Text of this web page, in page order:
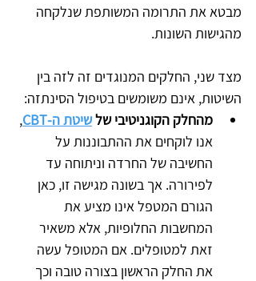
מבטא את התרומה המשותפת שנלקחה
מהגישות השונות.
מצד שני, החלקים המנוגדים זה לזה בין
השיטות, אינם משומשים בטיפול הסינתזה:
מהחלק הקוגניטיבי של שיטת ה-CBT
,
אנו לוקחים את ההתבוננות על
החשיבה של החרדה וניתוחה עד
לפירורה. אך בשונה מגישה זו, כאן
הגורם המטפל אינו מציע את
המחשבות החלופיות, אלא משאיר
זאת למטופלים. אם המטופל עשה
את החלק הראשון בצורה טובה וכך